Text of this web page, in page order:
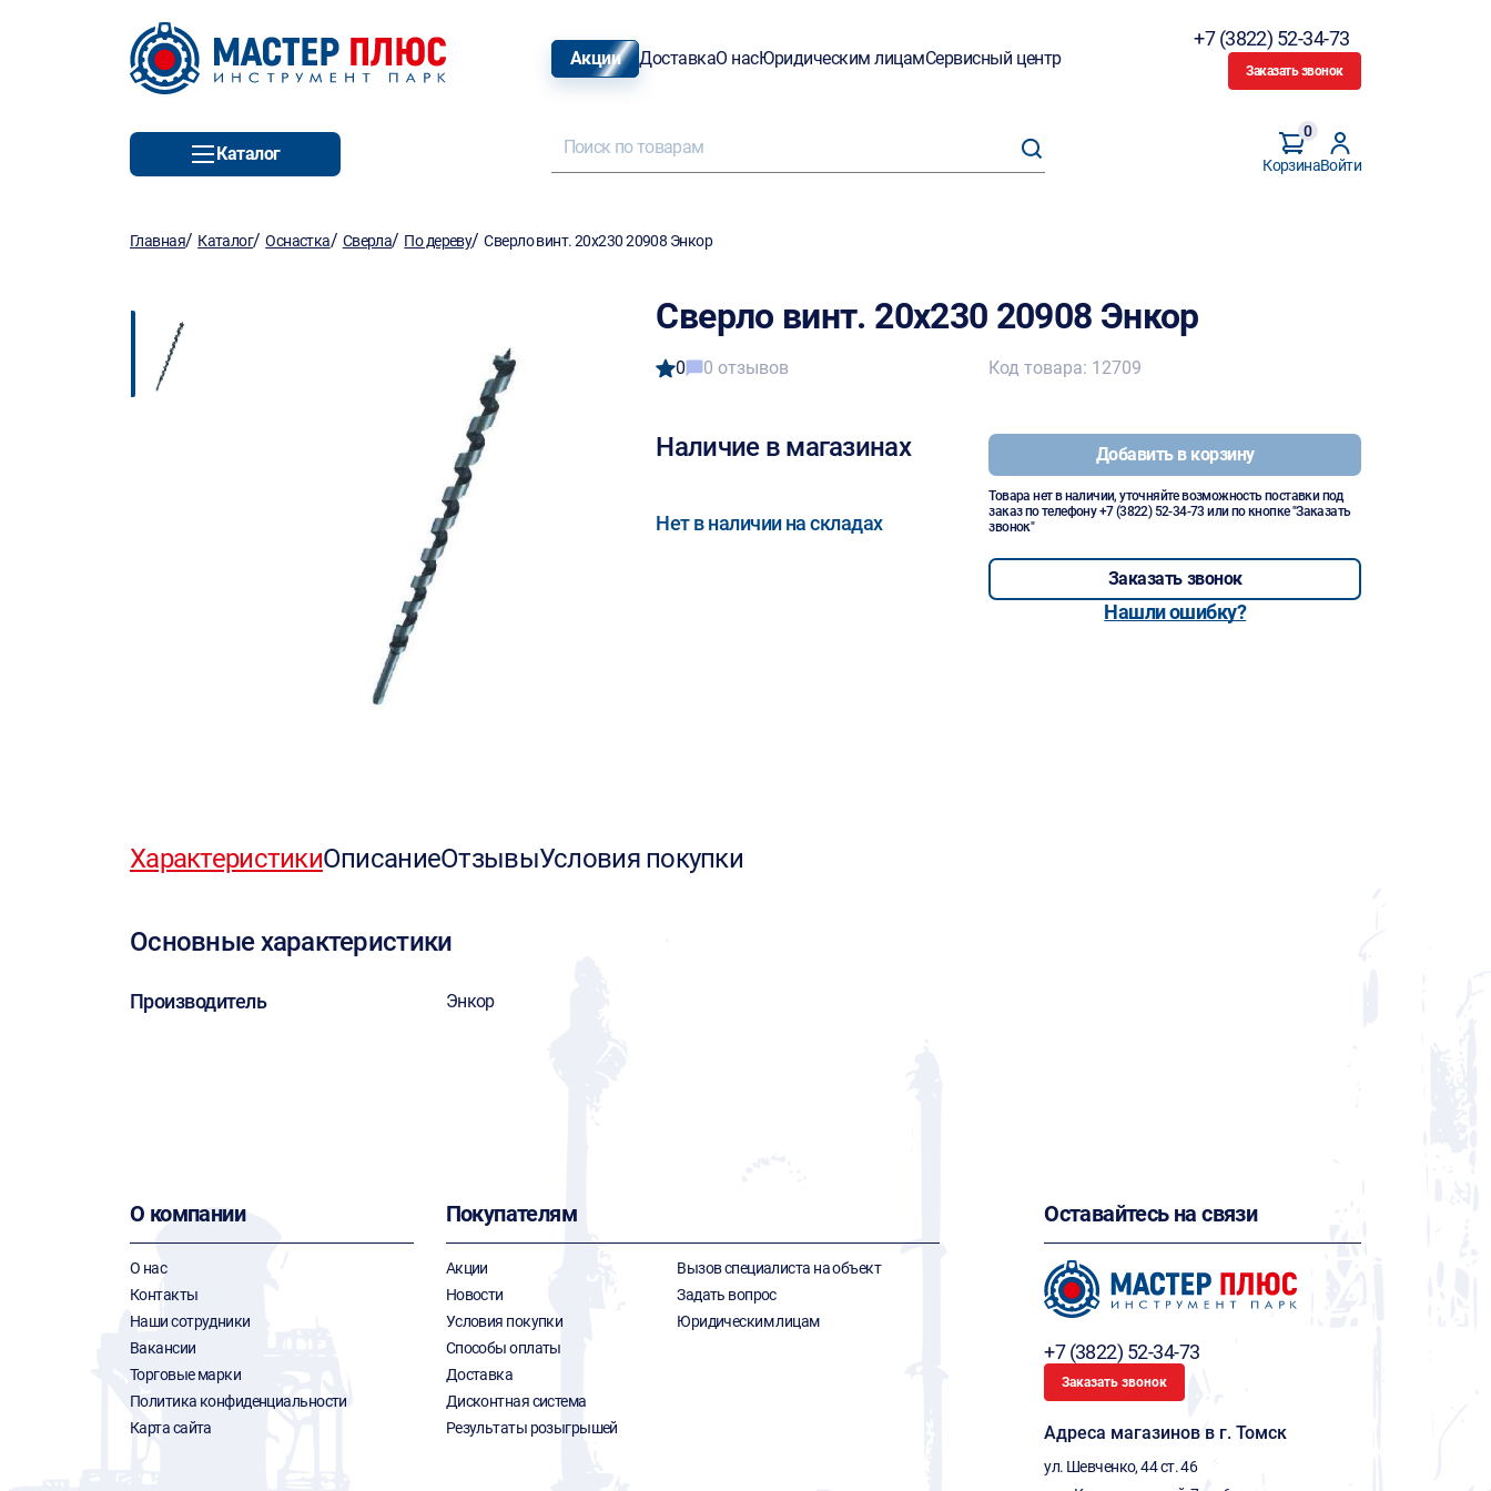
Акции ДоставкаО насЮридическим лицамСервисный центр
+7 (3822) 52-34-73
Заказать звонок
Каталог
Корзина
0
Войти
Главная/ Каталог/Оснастка/ Сверла/ По дереву/Сверло винт. 20х230 20908 Энкор
Сверло винт. 20х230 20908 Энкор
0 0 отзывов
Наличие в магазинах
Нет в наличии на складах
Код товара: 12709
Добавить в корзину
Товара нет в наличии, уточняйте возможность поставки под
заказ по телефону+7 (3822) 52-34-73 или по кнопке "Заказать
звонок"
Заказать звонок
Нашли ошибку?
ХарактеристикиОписаниеОтзывыУсловия покупки
Основные характеристики
Производитель Энкор
О компании
О нас
Контакты
Наши сотрудники
Вакансии
Торговые марки
Политика конфиденциальности
Карта сайта
Покупателям
Акции
Новости
Условия покупки
Способы оплаты
Доставка
Дисконтная система
Результаты розыгрышей
Вызов специалиста на объект
Задать вопрос
Юридическим лицам
Оставайтесь на связи
+7 (3822) 52-34-73
Заказать звонок
Адреса магазинов в г. Томск
ул. Шевченко, 44 ст. 46